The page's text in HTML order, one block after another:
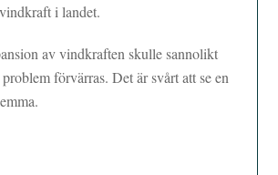
i landet.
av vindkraften skulle sannolikt
förvärras. Det är svårt att se en